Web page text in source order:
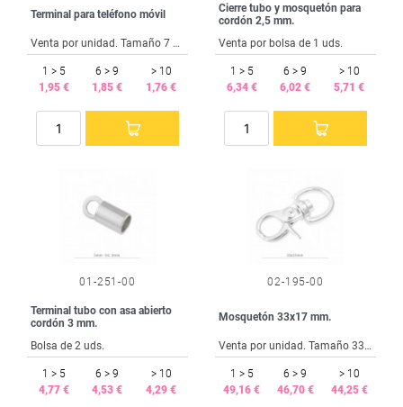
Terminal para teléfono móvil
Venta por unidad. Tamaño 7 mm.
1 > 5
1,95 €
6 > 9
1,85 €
> 10
1,76 €
Cierre tubo y mosquetón para
cordón 2,5 mm.
Venta por bolsa de 1 uds.
1 > 5
6,34 €
6 > 9
6,02 €
> 10
5,71 €
01-251-00
Terminal tubo con asa abierto
cordón 3 mm.
Bolsa de 2 uds.
1 > 5
4,77 €
6 > 9
4,53 €
> 10
4,29 €
02-195-00
Mosquetón 33x17 mm.
Venta por unidad. Tamaño 33x17 mm.
1 > 5
49,16 €
6 > 9
46,70 €
> 10
44,25 €